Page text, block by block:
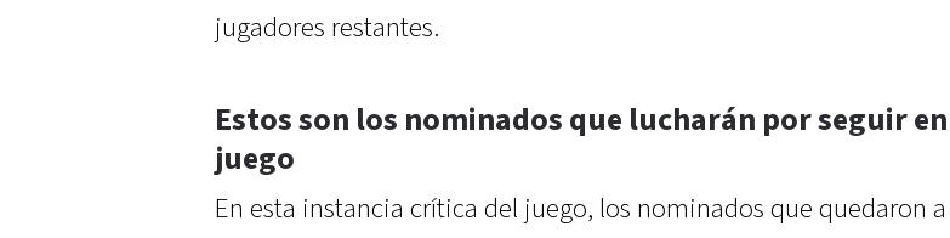
jugadores restantes.
Estos son los nominados que lucharán por seguir en
juego
En esta instancia crítica del juego, los nominados que quedaron a